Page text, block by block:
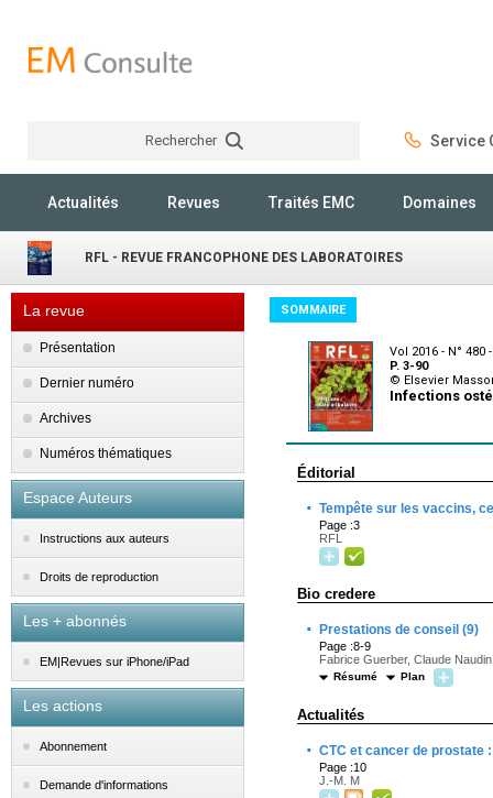
Rechercher Service
Actualités Revues Traités EMC Domaines
RFL - REVUE FRANCOPHONE DES LABORATOIRES
La revue
Présentation
Dernier numéro
Archives
Numéros thématiques
Espace Auteurs
Instructions aux auteurs
Droits de reproduction
Les + abonnés
EM|Revues sur iPhone/iPad
Les actions
Abonnement
Demande d'informations
SOMMAIRE
Vol 2016 - N° 480
P. 3-90
© Elsevier
Infections
Éditorial
· Tempête sur les vaccins,
Page :3
RFL
Bio credere
· Prestations de conseil (9)
Page :8-9
Fabrice Guerber, Claude Naudin
Résumé Plan
Actualités
· CTC et cancer de prostate
Page :10
J.-M. M